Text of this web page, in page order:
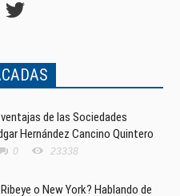
de las Sociedades
Hernández Cancino Quintero
0 23338
o New York? Hablando de